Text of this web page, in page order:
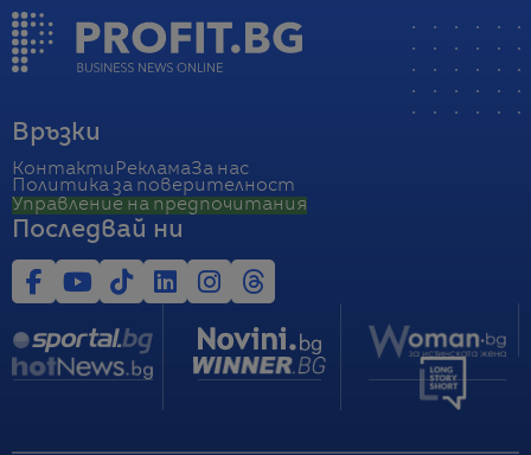
Връзки
Контакти РекламаЗа нас
Политика за поверителност
Управление на предпочитания
Последвай ни